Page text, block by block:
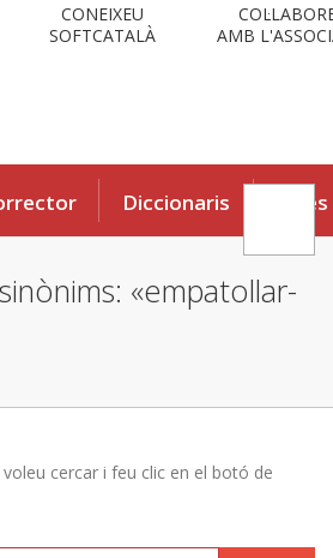
CONEIXEU
SOFTCATALÀ
AMB
Diccionaris Eines
«empatollar-
cercar i feu clic en el botó de